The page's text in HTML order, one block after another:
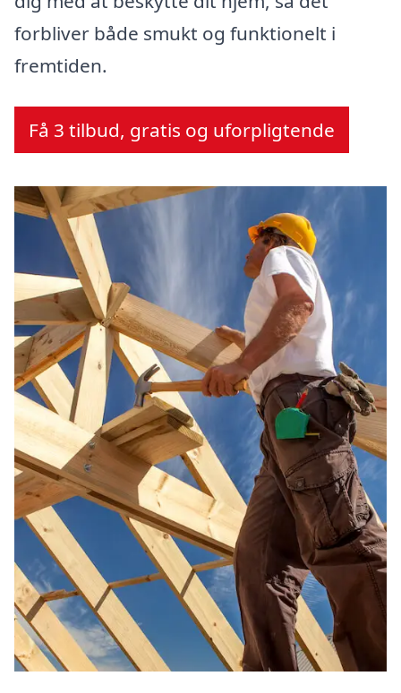
forbliver både smukt og funktionelt i
fremtiden.
Få 3 tilbud, gratis og uforpligtende